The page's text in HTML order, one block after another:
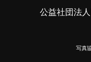
公益社団法
写真